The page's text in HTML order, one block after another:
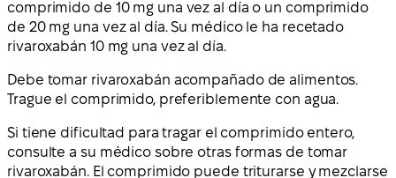
comprimido de 10 mg una vez al día o un comprimido
de 20 mg una vez al día. Su médico le ha recetado
rivaroxabán 10 mg una vez al día.
Debe tomar rivaroxabán acompañado de alimentos.
Trague el comprimido, preferiblemente con agua.
Si tiene dificultad para tragar el comprimido entero,
consulte a su médico sobre otras formas de tomar
rivaroxabán. El comprimido puede triturarse y mezclarse